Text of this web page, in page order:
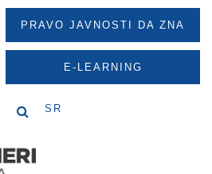
PRAVO JAVNOSTI DA ZNA
E-LEARNING
SR